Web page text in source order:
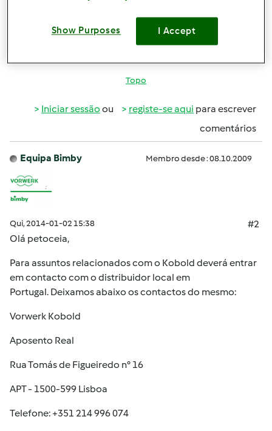
bimby, e assim poderia resolver tudo de uma só vez.
Topo
Iniciar sessão ou registe-se aqui para escrever
comentários
Equipa Bimby Membro desde : 08.10.2009
Qui, 2014-01-02 15:38
#2
Olá petoceia,
Para assuntos relacionados com o Kobold deverá entrar
em contacto com o distribuidor local em
Portugal. Deixamos abaixo os contactos do mesmo:
Vorwerk Kobold
Aposento Real
Rua Tomás de Figueiredo n° 16
APT - 1500-599 Lisboa
Telefone: +351 214 996 074
Show Purposes I Accept